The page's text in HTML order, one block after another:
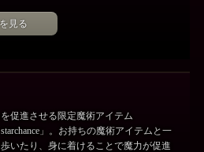
見る
促進させる限定魔術アイテム
starchance」。お持ちの魔術アイテムと一
いたり、身に着けることで魔力が促進